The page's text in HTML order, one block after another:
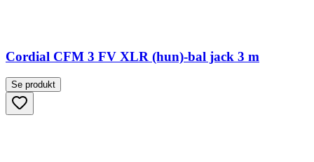
Cordial CFM 3 FV XLR (hun)-bal jack 3 m
Se produkt